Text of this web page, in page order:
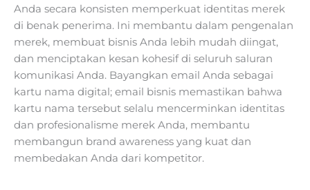
Anda secara konsisten memperkuat identitas merek
di benak penerima. Ini membantu dalam pengenalan
merek, membuat bisnis Anda lebih mudah diingat,
dan menciptakan kesan kohesif di seluruh saluran
komunikasi Anda. Bayangkan email Anda sebagai
kartu nama digital; email bisnis memastikan bahwa
kartu nama tersebut selalu mencerminkan identitas
dan profesionalisme merek Anda, membantu
membangun brand awareness yang kuat dan
membedakan Anda dari kompetitor.